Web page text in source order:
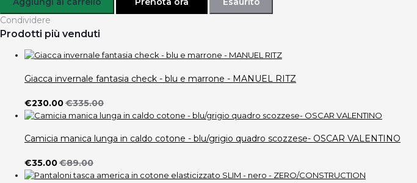
Condividere
Prodotti più venduti
Giacca invernale fantasia check - blu e marrone - MANUEL RITZ
€230.00€335.00
Camicia manica lunga in caldo cotone - blu/grigio quadro scozzese- OSCAR VALENTINO
€35.00€89.00